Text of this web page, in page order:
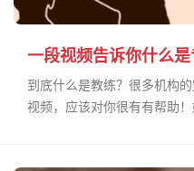
一段视频告诉你什么是
到底什么是教练？很多机构
视频，应该对你很有有帮助